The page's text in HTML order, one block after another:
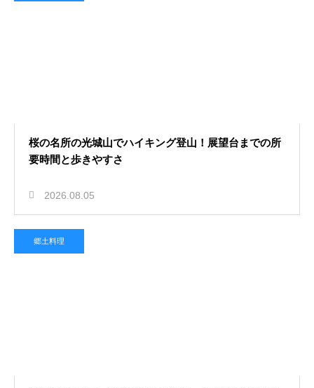
桜の名所の光城山でハイキング登山！展望台までの所
要時間と歩きやすさ
2026.08.05
郷土料理